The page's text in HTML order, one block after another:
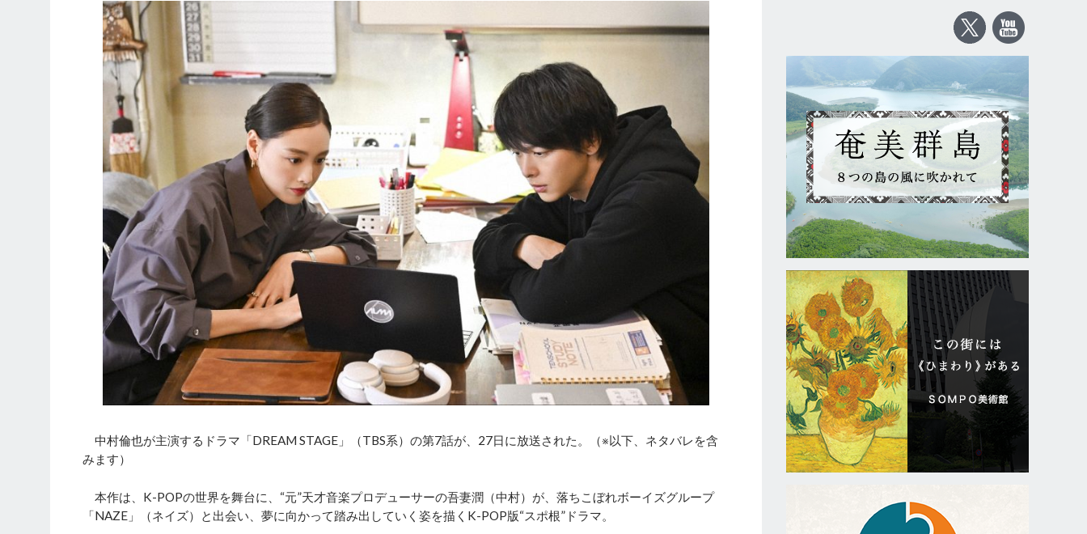
中村倫也が主演するドラマ「DREAM STAGE」（TBS系）の第7話が、27日に放送された。（※以下、ネタバレを含
みます）
本作は、K-POPの世界を舞台に、“元”天才音楽プロデューサーの吾妻潤（中村）が、落ちこぼれボーイズグループ
「NAZE」（ネイズ）と出会い、夢に向かって踏み出していく姿を描くK-POP版“スポ根”ドラマ。